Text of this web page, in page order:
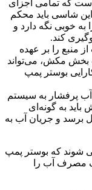
که تمامی اجزای
شاسی باید محکم
به خوبی نگه دارد و
کند.
منبع را بر عهده
مکش، می‌تواند
بوستر پمپ
پرفشار به سیستم
به گونه‌ای
برسد و جریان آب به
شوند که بوستر پمپ
مصرف آب را